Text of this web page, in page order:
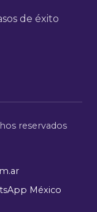
de éxito
reservados
México